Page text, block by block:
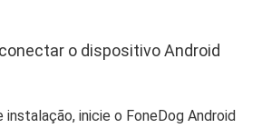
o dispositivo Android
inicie o FoneDog Android